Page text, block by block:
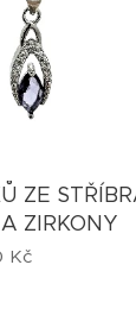
ZE
ZIRKONY
Kč